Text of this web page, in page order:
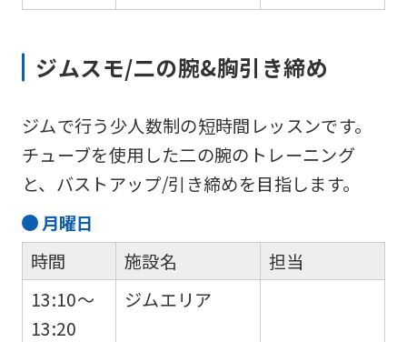
ジムスモ/二の腕&胸引き締め
ジムで行う少人数制の短時間レッスンです。
チューブを使用した二の腕のトレーニング
と、バストアップ/引き締めを目指します。
月曜日
時間
13:10～
13:20
施設名
ジムエリア
担当
service.
Automatic